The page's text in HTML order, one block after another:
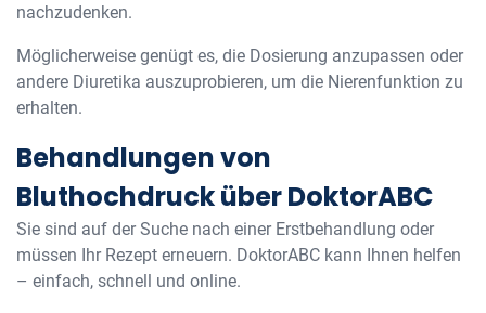
nachzudenken.
Möglicherweise genügt es, die Dosierung anzupassen oder
andere Diuretika auszuprobieren, um die Nierenfunktion zu
erhalten.
Behandlungen von
Bluthochdruck über DoktorABC
Sie sind auf der Suche nach einer Erstbehandlung oder
müssen Ihr Rezept erneuern. DoktorABC kann Ihnen helfen
– einfach, schnell und online.